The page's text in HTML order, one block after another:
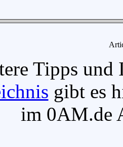
Tipps und
gibt es
im 0AM.de